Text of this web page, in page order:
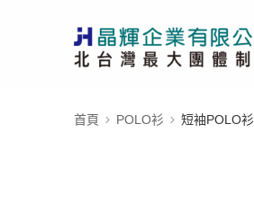
首頁 POLO衫 短袖POLO衫